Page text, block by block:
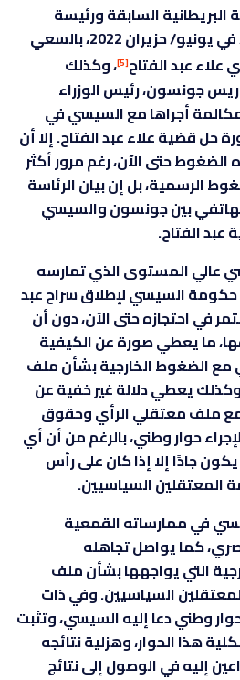
البريطانية السابقة ورئيسة
الوزراء الحالية، ليز تروس، في يونيو/ حزيران 2022، بالسعي
علاء عبد الفتاح[5] ، وكذلك
جونسون، رئيس الوزراء
مكالمة أجراها مع السيسي في
2022، بضرورة حل قضية علاء عبد الفتاح. إلا أن
حتى الآن، رغم مرور أكثر
الرسمية، بل إن بيان الرئاسة
بين جونسون والسيسي
الفتاح.
عالي المستوى الذي تمارسه
حكومة السيسي لإطلاق سراح عبد
في احتجازه حتى الآن، دون أن
ما يعطي صورة عن الكيفية
مع الضغوط الخارجية بشأن ملف
يعطي دلالة غير خفية عن
ملف معتقلي الرأي وحقوق
حوار وطني، بالرغم من أن أي
جادًا إلا إذا كان على رأس
المعتقلين السياسيين.
في ممارساته القمعية
كما يواصل تجاهله
التي يواجهها بشأن ملف
السياسيين. وفي ذات
وطني دعا إليه السيسي، وتثبت
هذا الحوار، وهزلية نتائجه
إليه في الوصول إلى نتائج